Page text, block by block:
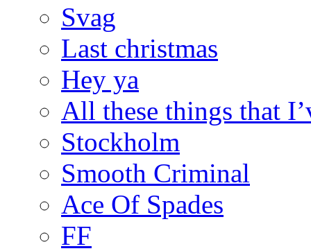
Svag
Last christmas
Hey ya
All these things that
Stockholm
Smooth Criminal
Ace Of Spades
FF